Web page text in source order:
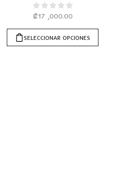
₡17 ,000.00
SELECCIONAR OPCIONES